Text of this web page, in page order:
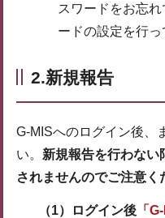
スワードをお忘
ードの設定を行っ
2.新規報告
G-MISへのログイン後、
い。 新規報告を行わない
されませんのでご注意く
（1）ログイン後 「